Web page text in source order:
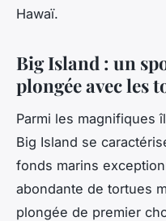
Hawaï.
Big Island : un
plongée avec les
Parmi les magnifiques
Big Island se
fonds marins
abondante de tortues
plongée de premier